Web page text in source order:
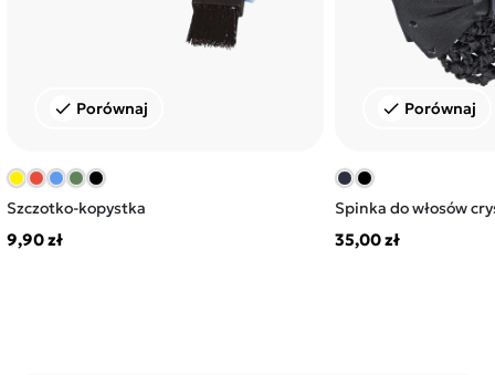
check Porównaj
Szczotko-kopystka
9,90 zł
check Porównaj
Spinka do włosów
35,00 zł